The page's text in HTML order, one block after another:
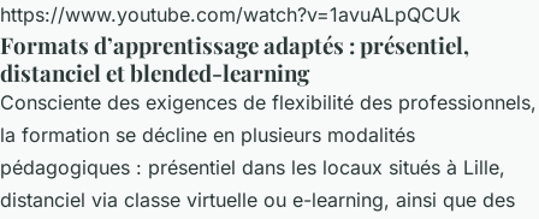
https://www.youtube.com/watch?v=1avuALpQCUk
Formats d’apprentissage adaptés : présentiel,
distanciel et blended-learning
Consciente des exigences de flexibilité des professionnels,
la formation se décline en plusieurs modalités
pédagogiques : présentiel dans les locaux situés à Lille,
distanciel via classe virtuelle ou e-learning, ainsi que des